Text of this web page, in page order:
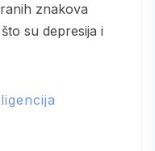
znakova
su depresija i